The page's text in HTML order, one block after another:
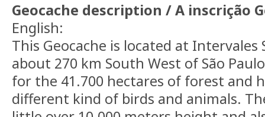
Geocache description / A inscrição
English:
This Geocache is located at
about 270 km South West of São
for the 41.700 hectares of forest and
different kind of birds and animals.